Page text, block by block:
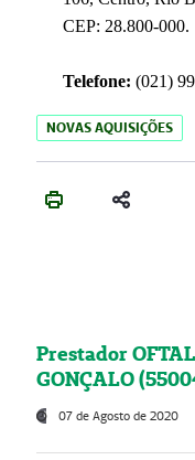
CEP: 28.800-000.
Telefone: (021)
NOVAS AQUISIÇÕES
Prestador
GONÇALO
07 de Agosto de 2020